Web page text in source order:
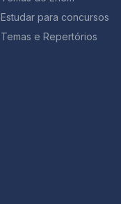
Estudar para concursos
Temas e Repertórios